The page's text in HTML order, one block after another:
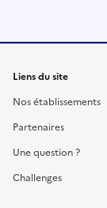
Liens du site
Nos établissements
Partenaires
Une question ?
Challenges